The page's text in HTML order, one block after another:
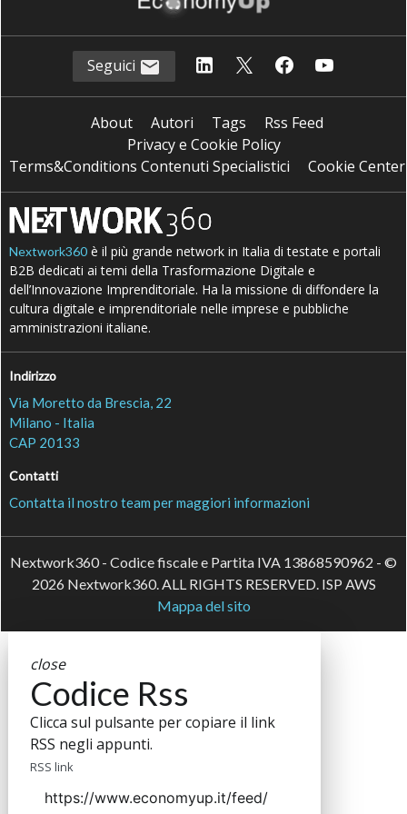
trasformazione digitale
Seguici
About Autori Tags
Rss Feed
Privacy e Cookie Policy
Terms&Conditions Contenuti Specialistici
Cookie Center
Nextwork360 è il più grande network in Italia di testate e portali
B2B dedicati ai temi della Trasformazione Digitale e
dell’Innovazione Imprenditoriale. Ha la missione di diffondere la
cultura digitale e imprenditoriale nelle imprese e pubbliche
amministrazioni italiane.
Indirizzo
Via Moretto da Brescia, 22
Milano - Italia
CAP 20133
Contatti
Contatta il nostro team per maggiori informazioni
Nextwork360 - Codice fiscale e Partita IVA 13868590962 - ©
2026 Nextwork360. ALL RIGHTS RESERVED. ISP AWS
Mappa del sito
close
Codice Rss
Clicca sul pulsante per copiare il link
RSS negli appunti.
RSS link